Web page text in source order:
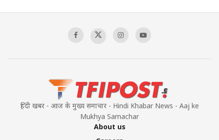
हिंदी खबर - आज के मुख्य समाचार - Hindi Khabar News - Aaj ke
Mukhya Samachar
About us